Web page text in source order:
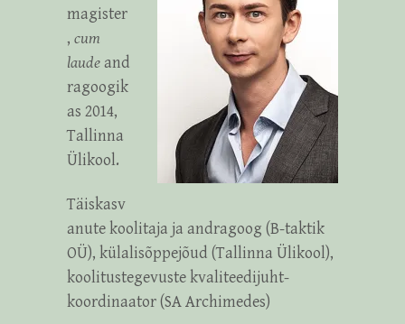
magister
, cum
laude and
ragoogik
as 2014,
Tallinna
Ülikool.
Täiskasv
anute koolitaja ja andragoog (B-taktik
OÜ), külalisõppejõud (Tallinna Ülikool),
koolitustegevuste kvaliteedijuht-
koordinaator (SA Archimedes)